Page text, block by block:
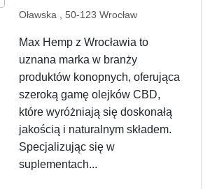
Oławska , 50-123 Wrocław
Max Hemp z Wrocławia to
uznana marka w branży
produktów konopnych, oferująca
szeroką gamę olejków CBD,
które wyróżniają się doskonałą
jakością i naturalnym składem.
Specjalizując się w
suplementach...